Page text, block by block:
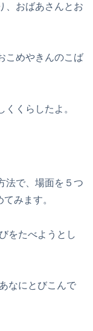
、おばあさんとお
こめやきんのこば
くくらしたよ。
法で、場面を５つ
てみます。
をたべようとし
なにとびこんで